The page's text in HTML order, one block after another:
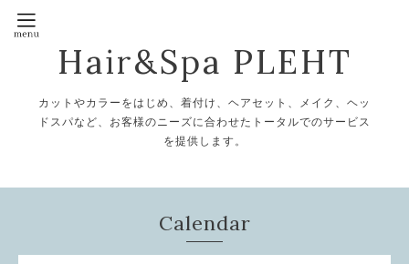
Hair&Spa PLEHT
カットやカラーをはじめ、着付け、ヘアセット、メイク、ヘッ
ドスパなど、お客様のニーズに合わせたトータルでのサービス
を提供します。
Calendar